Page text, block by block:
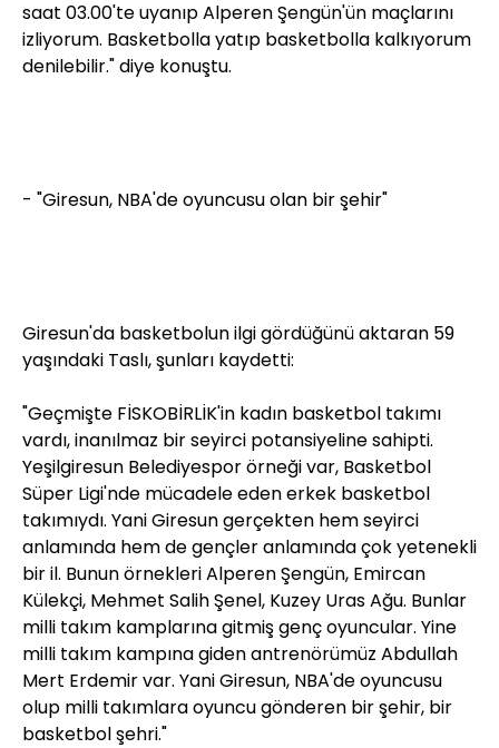
saat 03.00'te uyanıp Alperen Şengün'ün maçlarını
izliyorum. Basketbolla yatıp basketbolla kalkıyorum
denilebilir." diye konuştu.
- "Giresun, NBA'de oyuncusu olan bir şehir"
Giresun'da basketbolun ilgi gördüğünü aktaran 59
yaşındaki Taslı, şunları kaydetti:
"Geçmişte FİSKOBİRLİK'in kadın basketbol takımı
vardı, inanılmaz bir seyirci potansiyeline sahipti.
Yeşilgiresun Belediyespor örneği var, Basketbol
Süper Ligi'nde mücadele eden erkek basketbol
takımıydı. Yani Giresun gerçekten hem seyirci
anlamında hem de gençler anlamında çok yetenekli
bir il. Bunun örnekleri Alperen Şengün, Emircan
Külekçi, Mehmet Salih Şenel, Kuzey Uras Ağu. Bunlar
milli takım kamplarına gitmiş genç oyuncular. Yine
milli takım kampına giden antrenörümüz Abdullah
Mert Erdemir var. Yani Giresun, NBA'de oyuncusu
olup milli takımlara oyuncu gönderen bir şehir, bir
basketbol şehri."